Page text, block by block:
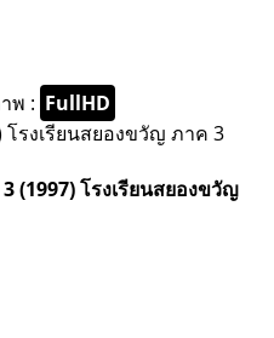
พ : FullHD
(1997) โรงเรียนสยองขวัญ